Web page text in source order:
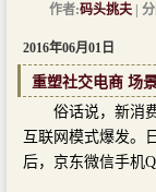
作者:码头挑夫 |
2016年06月01日
重塑社交电商 场
俗话说，新消费
互联网模式爆发。
后，京东微信手机